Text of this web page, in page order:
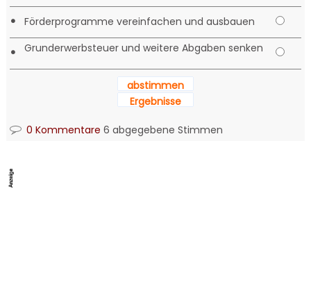
• Förderprogramme vereinfachen und ausbauen
• Grunderwerbsteuer und weitere Abgaben senken
abstimmen
Ergebnisse
0 Kommentare 6 abgegebene Stimmen